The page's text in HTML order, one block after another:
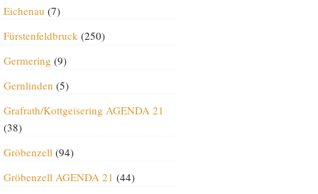
Eichenau (7)
Fürstenfeldbruck(250)
Germering (9)
Gernlinden (5)
Grafrath/Kottgeisering AGENDA 21
(38)
Gröbenzell(94)
Gröbenzell AGENDA 21 (44)